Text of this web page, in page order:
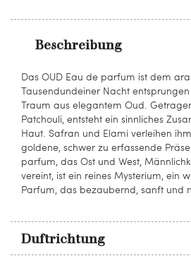
Beschreibung
Das OUD Eau de parfum ist dem
Tausendundeiner Nacht
Traum aus elegantem Oud.
Patchouli, entsteht ein sinnliches
Haut. Safran und Elami verleihen
goldene, schwer zu erfassende
parfum, das Ost und West,
vereint, ist ein reines Mysterium, ein
Parfum, das bezaubernd, sanft und
Duftrichtung